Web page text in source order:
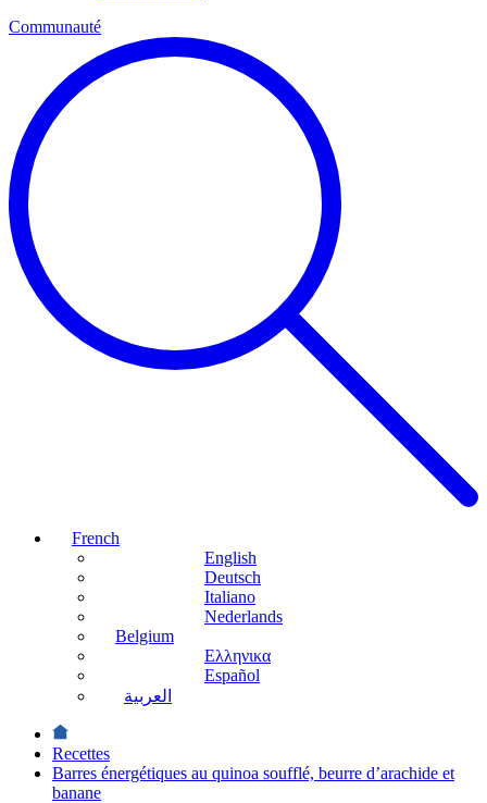
Communauté
French
English
Deutsch
Italiano
Nederlands
Belgium
Ελληνικα
Español
العربية
Recettes
Barres énergétiques au quinoa soufflé, beurre d’arachide et
banane